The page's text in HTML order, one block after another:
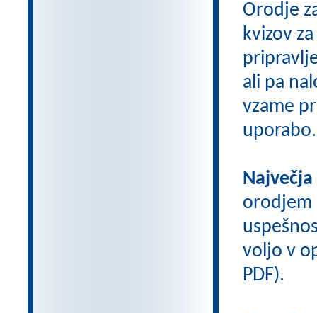
Orodje
kvizov za
ali pa
vzame
uporabo.
orodjem
voljo v
PDF).